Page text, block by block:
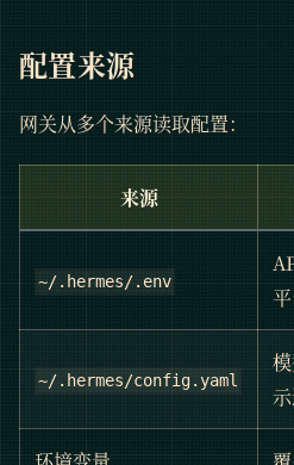
配置来源
网关从多个来源读取配置：
来源
~/.hermes/.env
~/.hermes/config.yaml